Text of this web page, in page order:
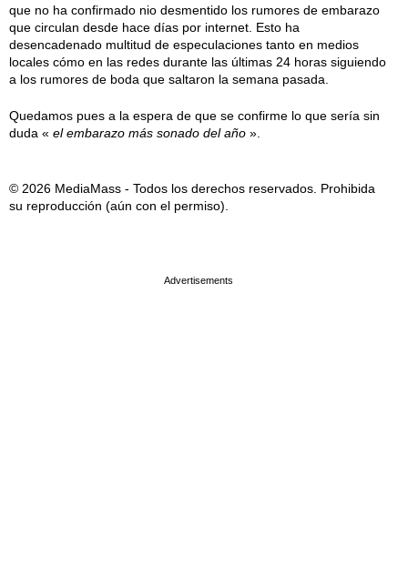
que no ha confirmado nio desmentido los rumores de embarazo
que circulan desde hace días por internet. Esto ha
desencadenado multitud de especulaciones tanto en medios
locales cómo en las redes durante las últimas 24 horas siguiendo
a los rumores de boda que saltaron la semana pasada.
Quedamos pues a la espera de que se confirme lo que sería sin
duda « el embarazo más sonado del año ».
© 2026 MediaMass - Todos los derechos reservados. Prohibida
su reproducción (aún con el permiso).